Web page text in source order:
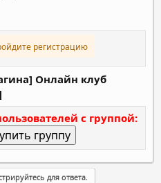
регистрацию
Онлайн клуб
с группой:
для ответа.